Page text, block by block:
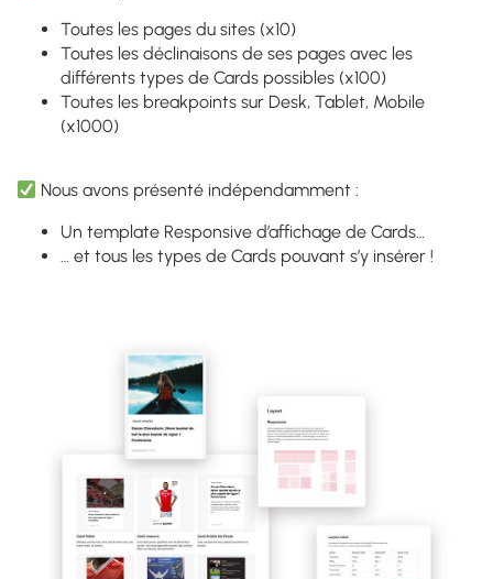
Toutes les pages du sites (x10)
Toutes les déclinaisons de ses pages avec les
différents types de Cards possibles (x100)
Toutes les breakpoints sur Desk, Tablet, Mobile
(x1000)
Nous avons présenté indépendamment :
Un template Responsive d’affichage de Cards…
… et tous les types de Cards pouvant s’y insérer !